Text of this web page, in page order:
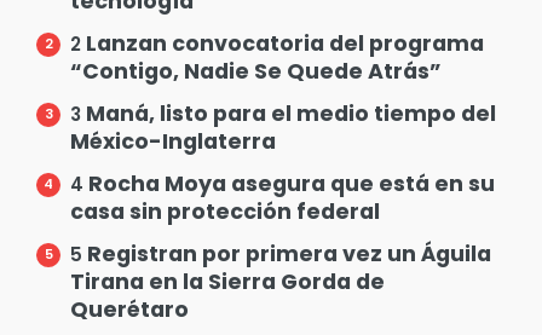
2 Lanzan convocatoria del programa
“Contigo, Nadie Se Quede Atrás”
3 Maná, listo para el medio tiempo del
México-Inglaterra
4 Rocha Moya asegura que está en su
casa sin protección federal
5 Registran por primera vez un Águila
Tirana en la Sierra Gorda de
Querétaro